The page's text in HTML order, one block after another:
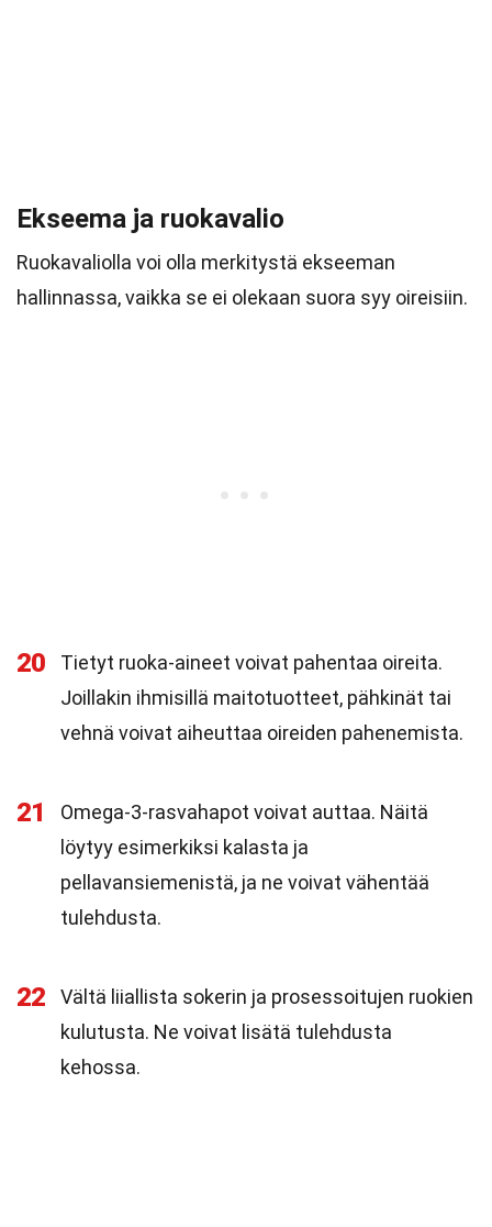
Ekseema ja ruokavalio
Ruokavaliolla voi olla merkitystä ekseeman
hallinnassa, vaikka se ei olekaan suora syy oireisiin.
20
Tietyt ruoka-aineet voivat pahentaa oireita.
Joillakin ihmisillä maitotuotteet, pähkinät tai
vehnä voivat aiheuttaa oireiden pahenemista.
21
Omega-3-rasvahapot voivat auttaa. Näitä
löytyy esimerkiksi kalasta ja
pellavansiemenistä, ja ne voivat vähentää
tulehdusta.
22
Vältä liiallista sokerin ja prosessoitujen ruokien
kulutusta. Ne voivat lisätä tulehdusta
kehossa.